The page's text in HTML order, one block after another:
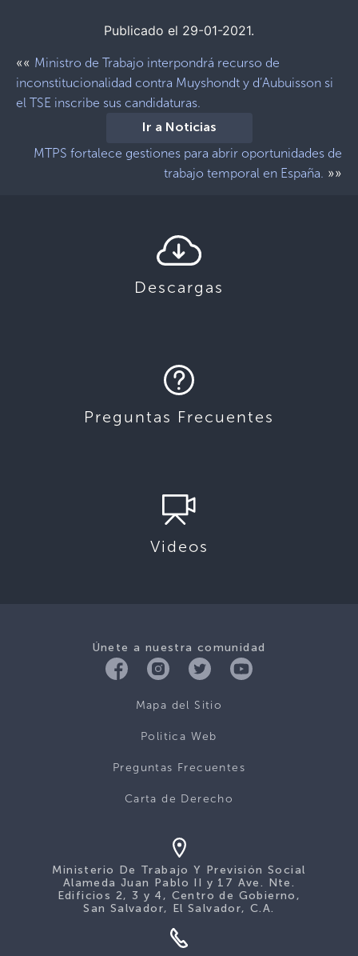
Publicado el 29-01-2021.
«« Ministro de Trabajo interpondrá recurso de
inconstitucionalidad contra Muyshondt y d’Aubuisson si
el TSE inscribe sus candidaturas.
Ir a Noticias
MTPS fortalece gestiones para abrir oportunidades de
trabajo temporal en España. »»
Descargas
Preguntas Frecuentes
Videos
Únete a nuestra comunidad
Mapa del Sitio
Politica Web
Preguntas Frecuentes
Carta de Derecho
Ministerio De Trabajo Y Previsión Social
Alameda Juan Pablo II y 17 Ave. Nte.
Edificios 2, 3 y 4, Centro de Gobierno,
San Salvador, El Salvador, C.A.